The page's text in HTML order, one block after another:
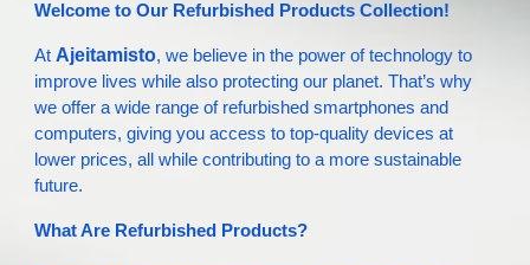
Welcome to Our Refurbished Products Collection!
At Ajeitamisto, we believe in the power of technology to
improve lives while also protecting our planet. That’s why
we offer a wide range of refurbished smartphones and
computers, giving you access to top-quality devices at
lower prices, all while contributing to a more sustainable
future.
What Are Refurbished Products?